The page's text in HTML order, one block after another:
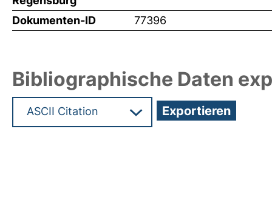
Dokumenten-ID
77396
Bibliographische Daten